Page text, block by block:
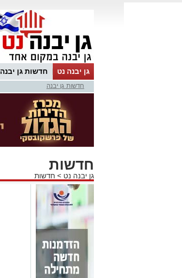
גן יבנה נט חדשות גן יבנה
MyKehila
חדשות גן יבנה
חדשות
גן יבנה נט > חדשות